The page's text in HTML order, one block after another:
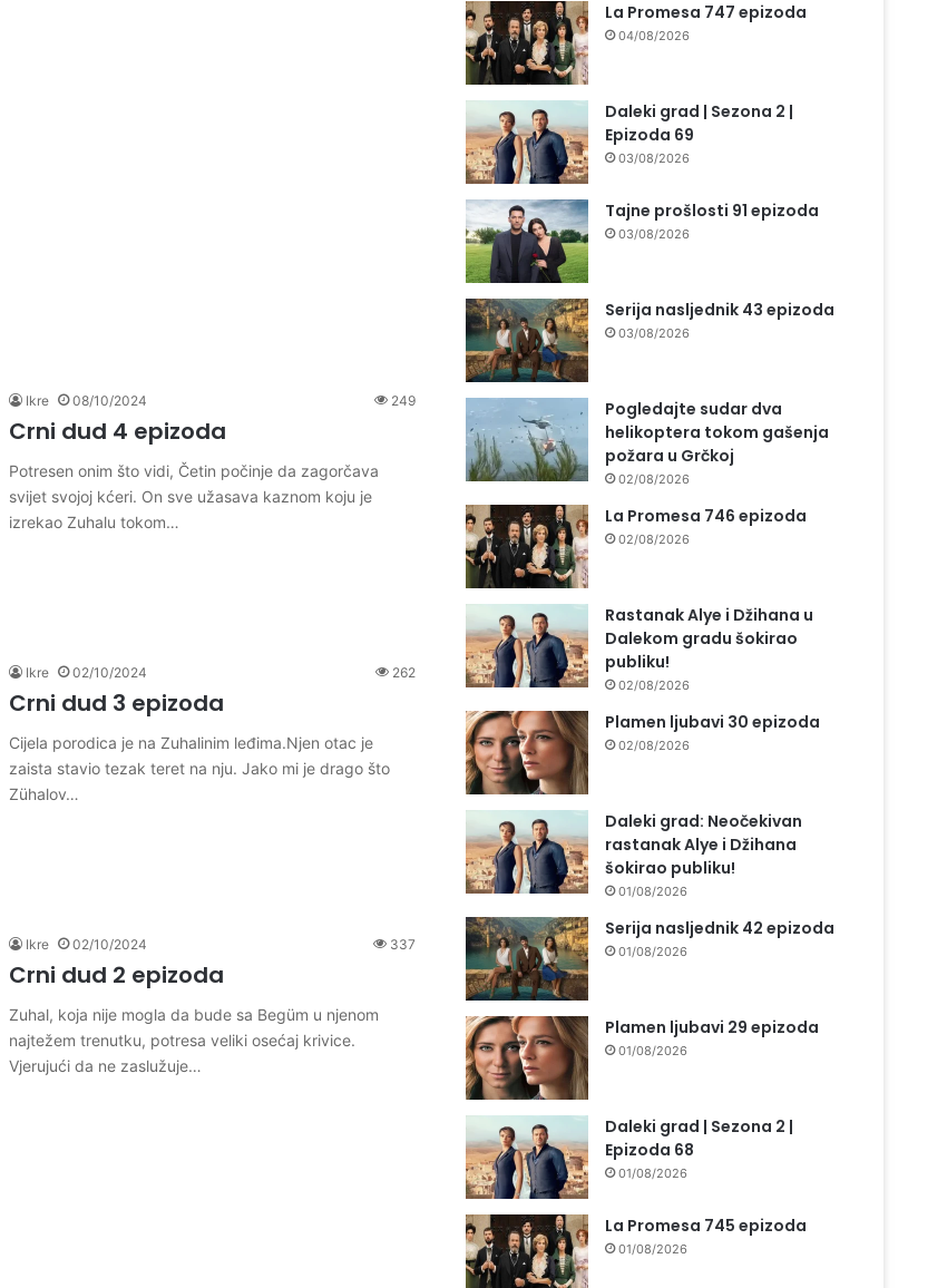
Ikre 08/10/2024 249
Crni dud 4 epizoda
Potresen onim što vidi, Četin počinje da zagorčava
svijet svojoj kćeri. On sve užasava kaznom koju je
izrekao Zuhalu tokom…
Ikre 02/10/2024 262
Crni dud 3 epizoda
Cijela porodica je na Zuhalinim leđima.Njen otac je
zaista stavio tezak teret na nju. Jako mi je drago što
Zühalov…
Ikre 02/10/2024 337
Crni dud 2 epizoda
Zuhal, koja nije mogla da bude sa Begüm u njenom
najtežem trenutku, potresa veliki osećaj krivice.
Vjerujući da ne zaslužuje…
La Promesa 747 epizoda
04/08/2026
Daleki grad | Sezona 2 |
Epizoda 69
03/08/2026
Tajne prošlosti 91 epizoda
03/08/2026
Serija nasljednik 43 epizoda
03/08/2026
Pogledajte sudar dva
helikoptera tokom gašenja
požara u Grčkoj
02/08/2026
La Promesa 746 epizoda
02/08/2026
Rastanak Alye i Džihana u
Dalekom gradu šokirao
publiku!
02/08/2026
Plamen ljubavi 30 epizoda
02/08/2026
Daleki grad: Neočekivan
rastanak Alye i Džihana
šokirao publiku!
01/08/2026
Serija nasljednik 42 epizoda
01/08/2026
Plamen ljubavi 29 epizoda
01/08/2026
Daleki grad | Sezona 2 |
Epizoda 68
01/08/2026
La Promesa 745 epizoda
01/08/2026